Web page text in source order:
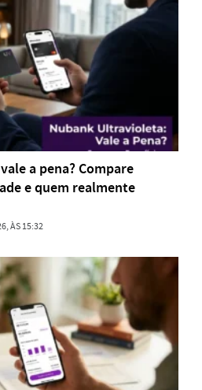
a pena? Compare
e quem realmente
ÀS 15:32